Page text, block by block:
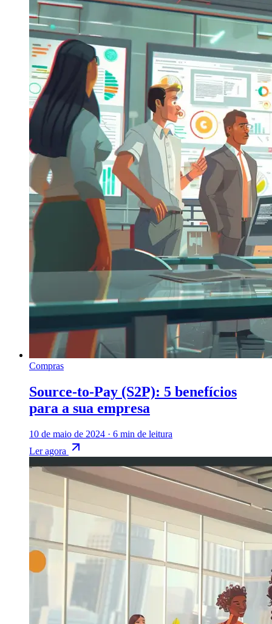
Compras
Source-to-Pay (S2P): 5 benefícios
para a sua empresa
10 de maio de 2024 · 6 min de leitura
Ler agora